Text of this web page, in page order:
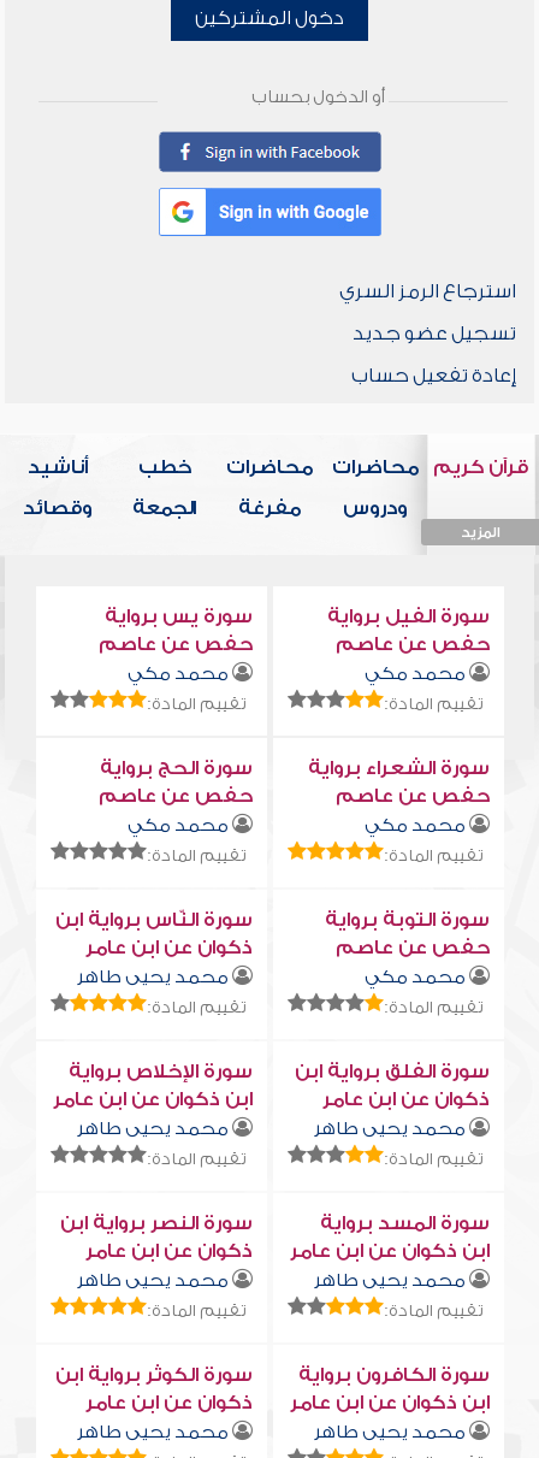
دخول المشتركين
أو الدخول بحساب
استرجاع الرمز السري
تسجيل عضو جديد
إعادة تفعيل حساب
قرآن كريم
المزيد
محاضرات
ودروس
محاضرات
مفرغة
خطب
الجمعة
أناشيد
وقصائد
سورة الفيل برواية
حفص عن عاصم
محمد مكي
تقييم المادة:
سورة يس برواية
حفص عن عاصم
محمد مكي
تقييم المادة:
سورة الشعراء برواية
حفص عن عاصم
محمد مكي
تقييم المادة:
سورة الحج برواية
حفص عن عاصم
محمد مكي
تقييم المادة:
سورة التوبة برواية
حفص عن عاصم
محمد مكي
تقييم المادة:
سورة النّاس برواية ابن
ذكوان عن ابن عامر
محمد يحيى طاهر
تقييم المادة:
سورة الفلق برواية ابن
ذكوان عن ابن عامر
محمد يحيى طاهر
تقييم المادة:
سورة الإخلاص برواية
ابن ذكوان عن ابن عامر
محمد يحيى طاهر
تقييم المادة:
سورة المسد برواية
ابن ذكوان عن ابن عامر
محمد يحيى طاهر
تقييم المادة:
سورة النصر برواية ابن
ذكوان عن ابن عامر
محمد يحيى طاهر
تقييم المادة:
سورة الكافرون برواية
ابن ذكوان عن ابن عامر
محمد يحيى طاهر
سورة الكوثر برواية ابن
ذكوان عن ابن عامر
محمد يحيى طاهر